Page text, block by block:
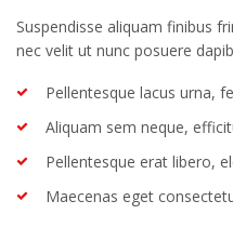
Suspendisse aliquam finibus
nec velit ut nunc posuere
Pellentesque lacus urna,
Aliquam sem neque,
Pellentesque erat libero,
Maecenas eget